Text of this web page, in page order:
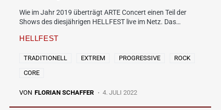
Wie im Jahr 2019 überträgt ARTE Concert einen Teil der
Shows des diesjährigen HELLFEST live im Netz. Das…
HELLFEST
TRADITIONELL EXTREM PROGRESSIVE
ROCK
CORE
VON FLORIAN SCHAFFER 4. JULI 2022